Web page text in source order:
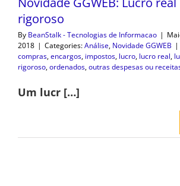
rigoroso
By BeanStalk - Tecnologias de Informacao |
2018 | Categories:Análise, Novidade GGWEB |
compras,encargos, impostos, lucro, lucro real,
rigoroso,ordenados,outras despesas ou
Um lucr […]